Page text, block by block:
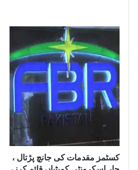
کسٹمز مقدمات کی جانچ پڑتال ،